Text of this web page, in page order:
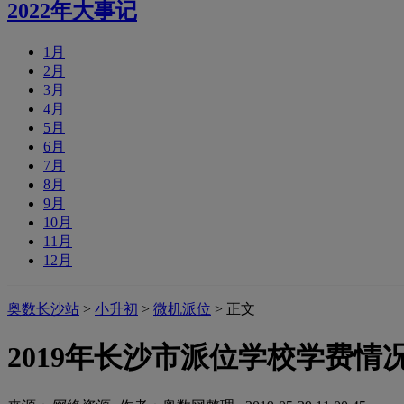
2022年大事记
1月
2月
3月
4月
5月
6月
7月
8月
9月
10月
11月
12月
奥数长沙站 > 小升初 > 微机派位 > 正文
2019年长沙市派位学校学费情